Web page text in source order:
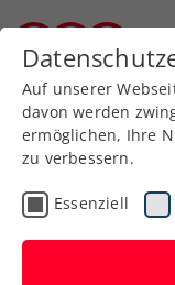
Zurück zur
Rollstuhltennis
Auf unserer
davon werden
ermöglichen, Ihre
zu verbessern.
Essenziell